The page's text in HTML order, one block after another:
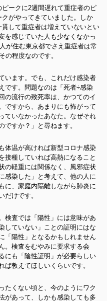
ークに2週間遅れて重症者のピ
がやってきていました。しか
して重症者は増えていないとい
を感じていた人も少なくなかっ
が住む東京都でさえ重症者は常
の程度なのです。
います。でも、これだけ感染者
です。問題なのは「死者÷感染
の流行の致死率は、かつてのイ
ですから、あまりにも怖がって
ていなかったあなた。なぜそれ
すか？」と尋ねます。
体温が高ければ新型コロナ感染
接種していれば高熱になること
の軽重には関係なく、風邪症状
感染した」と考えて、他の人に
に、家庭内隔離しながら肺炎に
だけです。
検査では「陽性」には意味があ
していない」ことの証明にはな
「陽性」となるかもしれません
。検査をむやみに要求する会
にも「陰性証明」が必要らしい
教えてほしいくらいです。
たくない頃と、今のようにワク
があって、しかも感染しても多